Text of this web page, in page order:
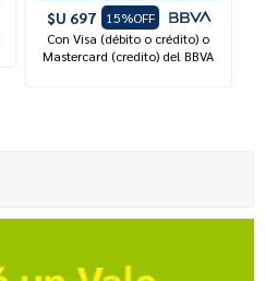
$U 697
15%OFF
Con Visa (débito o crédito) o
Mastercard (credito) del BBVA